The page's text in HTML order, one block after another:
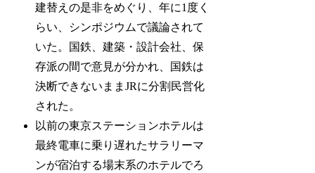
建替えの是非をめぐり、年に1度く
らい、シンポジウムで議論されて
いた。国鉄、建築・設計会社、保
存派の間で意見が分かれ、国鉄は
決断できないままJRに分割民営化
された。
以前の東京ステーションホテルは
最終電車に乗り遅れたサラリーマ
ンが宿泊する場末系のホテルでろ